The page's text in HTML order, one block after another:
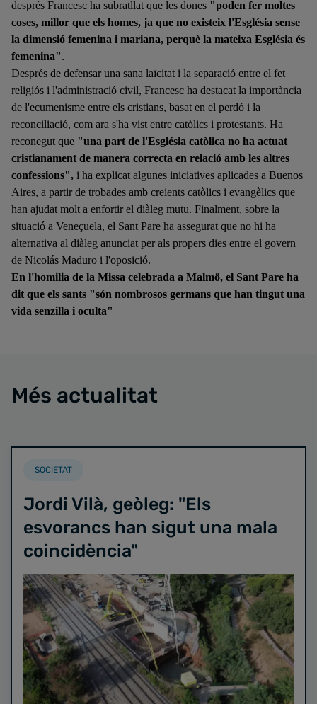
després Francesc ha subratllat que les dones "poden fer moltes
coses, millor que els homes, ja que no existeix l'Església sense
la dimensió femenina i mariana, perquè la mateixa Església és
femenina".
Després de defensar una sana laïcitat i la separació entre el fet
religiós i l'administració civil, Francesc ha destacat la importància
de l'ecumenisme entre els cristians, basat en el perdó i la
reconciliació, com ara s'ha vist entre catòlics i protestants. Ha
reconegut que "una part de l'Església catòlica no ha actuat
cristianament de manera correcta en relació amb les altres
confessions", i ha explicat algunes iniciatives aplicades a Buenos
Aires, a partir de trobades amb creients catòlics i evangèlics que
han ajudat molt a enfortir el diàleg mutu. Finalment, sobre la
situació a Veneçuela, el Sant Pare ha assegurat que no hi ha
alternativa al diàleg anunciat per als propers dies entre el govern
de Nicolás Maduro i l'oposició.
En l'homilia de la Missa celebrada a Malmö, el Sant Pare ha
dit que els sants "són nombrosos germans que han tingut una
vida senzilla i oculta"
Més actualitat
SOCIETAT
Jordi Vilà, geòleg: "Els
esvorancs han sigut una mala
coincidència"